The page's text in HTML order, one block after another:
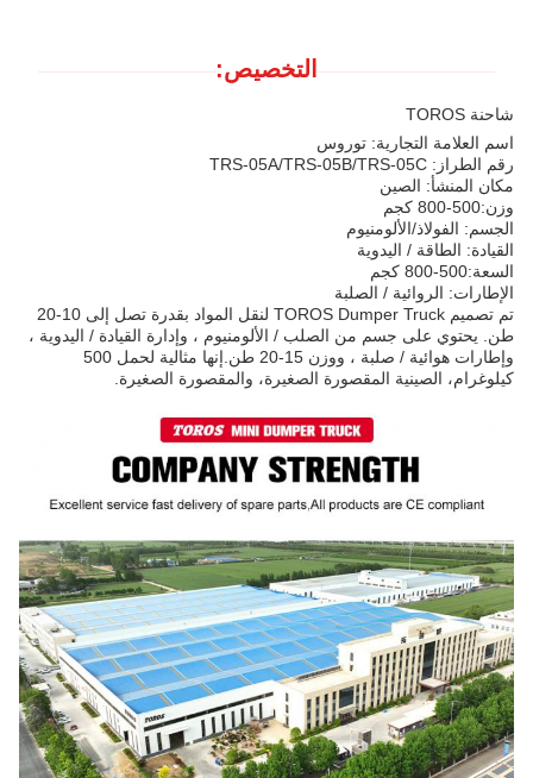
التخصيص:
شاحنة TOROS
اسم العلامة التجارية: توروس
رقم الطراز: TRS-05A/TRS-05B/TRS-05C
مكان المنشأ: الصين
وزن:500-800 كجم
الجسم: الفولاذ/الألومنيوم
القيادة: الطاقة / اليدوية
السعة:500-800 كجم
الإطارات: الروائية / الصلبة
تم تصميم TOROS Dumper Truck لنقل المواد بقدرة تصل إلى 10-20
طن. يحتوي على جسم من الصلب / الألومنيوم ، وإدارة القيادة / اليدوية ،
وإطارات هوائية / صلبة ، ووزن 15-20 طن.إنها مثالية لحمل 500
كيلوغرام، الصينية المقصورة الصغيرة، والمقصورة الصغيرة.